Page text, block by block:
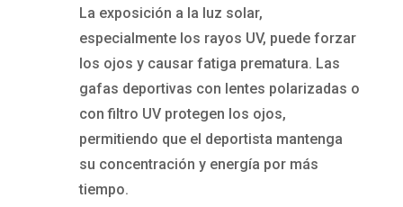
La exposición a la luz solar,
especialmente los rayos UV, puede forzar
los ojos y causar fatiga prematura. Las
gafas deportivas con lentes polarizadas o
con filtro UV protegen los ojos,
permitiendo que el deportista mantenga
su concentración y energía por más
tiempo.